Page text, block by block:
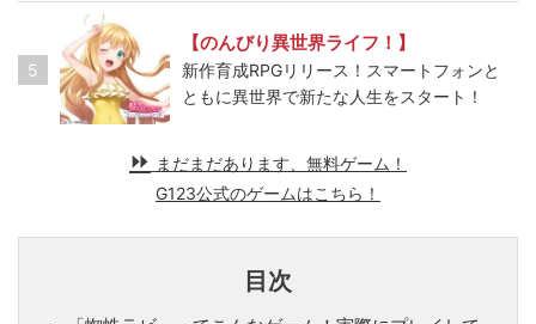
5
【のんびり異世界ライフ！】
新作育成RPGリリース！スマートフォンと
ともに異世界で新たな人生をスタート！
まだまだあります、無料ゲーム！
G123公式のゲームはこちら！
目次